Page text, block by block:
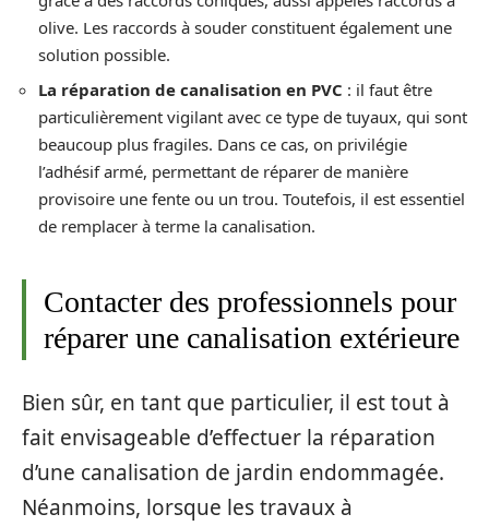
olive. Les raccords à souder constituent également une
solution possible.
La réparation de canalisation en PVC : il faut être
particulièrement vigilant avec ce type de tuyaux, qui sont
beaucoup plus fragiles. Dans ce cas, on privilégie
l’adhésif armé, permettant de réparer de manière
provisoire une fente ou un trou. Toutefois, il est essentiel
de remplacer à terme la canalisation.
Contacter des professionnels pour
réparer une canalisation extérieure
Bien sûr, en tant que particulier, il est tout à
fait envisageable d’effectuer la réparation
d’une canalisation de jardin endommagée.
Néanmoins, lorsque les travaux à